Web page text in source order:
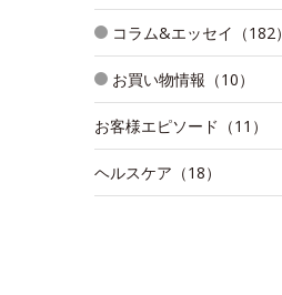
コラム&エッセイ（182）
お買い物情報（10）
お客様エピソード（11）
ヘルスケア（18）